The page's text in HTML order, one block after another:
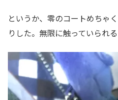
というか、零のコートめちゃ
りした。無限に触っていられ